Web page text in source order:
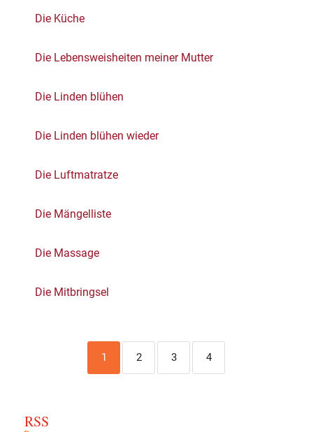
Die Küche
Die Lebensweisheiten meiner Mutter
Die Linden blühen
Die Linden blühen wieder
Die Luftmatratze
Die Mängelliste
Die Massage
Die Mitbringsel
1 2 3 4
RSS